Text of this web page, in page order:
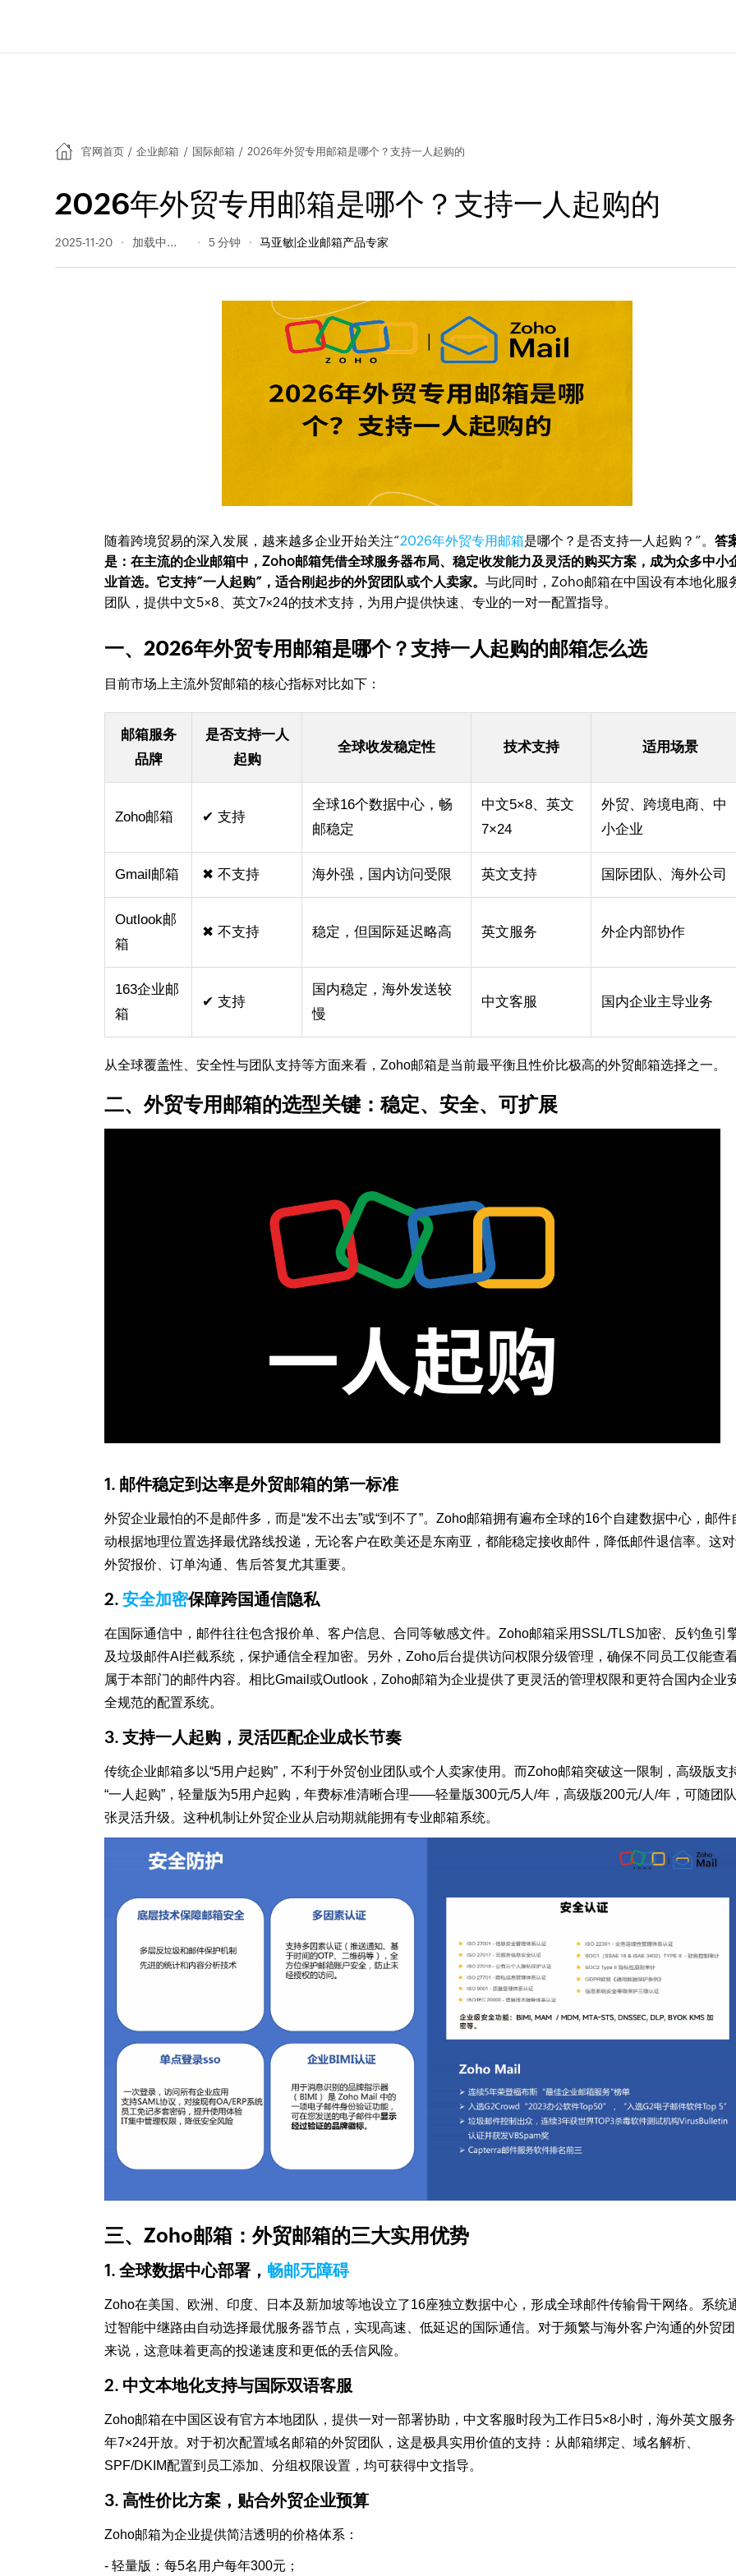
官网首页 / 企业邮箱 / 国际邮箱 / 2026年外贸专用邮箱是哪个？支持一人起购的
2026年外贸专用邮箱是哪个？支持一人起购的
2025-11-20 324 阅读量 5 分钟 马亚敏|企业邮箱产品专家
随着跨境贸易的深入发展，越来越多企业开始关注“2026年外贸专用邮箱是哪个？是否支持一人起购？”。答
是：在主流的企业邮箱中，Zoho邮箱凭借全球服务器布局、稳定收发能力及灵活的购买方案，成为众多中小
业首选。它支持“一人起购”，适合刚起步的外贸团队或个人卖家。与此同时，Zoho邮箱在中国设有本地化服
团队，提供中文5×8、英文7×24的技术支持，为用户提供快速、专业的一对一配置指导。
一、2026年外贸专用邮箱是哪个？支持一人起购的邮箱怎么选
目前市场上主流外贸邮箱的核心指标对比如下：
邮箱服务
品牌
是否支持一人
起购
全球收发稳定性 技术支持 适用场景
Zoho邮箱 ✔ 支持
全球16个数据中心，畅
邮稳定
中文5×8、英文
7×24
外贸、跨境电商、中
小企业
Gmail邮箱 ✖ 不支持 海外强，国内访问受限 英文支持 国际团队、海外公司
Outlook邮
箱
✖ 不支持 稳定，但国际延迟略高 英文服务 外企内部协作
163企业邮
箱
✔ 支持
国内稳定，海外发送较
慢
中文客服 国内企业主导业务
从全球覆盖性、安全性与团队支持等方面来看，Zoho邮箱是当前最平衡且性价比极高的外贸邮箱选择之一。
二、外贸专用邮箱的选型关键：稳定、安全、可扩展
1. 邮件稳定到达率是外贸邮箱的第一标准
外贸企业最怕的不是邮件多，而是“发不出去”或“到不了”。Zoho邮箱拥有遍布全球的16个自建数据中心，邮件
动根据地理位置选择最优路线投递，无论客户在欧美还是东南亚，都能稳定接收邮件，降低邮件退信率。这
外贸报价、订单沟通、售后答复尤其重要。
2.安全加密保障跨国通信隐私
在国际通信中，邮件往往包含报价单、客户信息、合同等敏感文件。Zoho邮箱采用SSL/TLS加密、反钓鱼引
及垃圾邮件AI拦截系统，保护通信全程加密。另外，Zoho后台提供访问权限分级管理，确保不同员工仅能查
属于本部门的邮件内容。相比Gmail或Outlook，Zoho邮箱为企业提供了更灵活的管理权限和更符合国内企业
全规范的配置系统。
3. 支持一人起购，灵活匹配企业成长节奏
传统企业邮箱多以“5用户起购”，不利于外贸创业团队或个人卖家使用。而Zoho邮箱突破这一限制，高级版支
“一人起购”，轻量版为5用户起购，年费标准清晰合理——轻量版300元/5人/年，高级版200元/人/年，可随团
张灵活升级。这种机制让外贸企业从启动期就能拥有专业邮箱系统。
三、Zoho邮箱：外贸邮箱的三大实用优势
1. 全球数据中心部署， 畅邮无障碍
Zoho在美国、欧洲、印度、日本及新加坡等地设立了16座独立数据中心，形成全球邮件传输骨干网络。系统
过智能中继路由自动选择最优服务器节点，实现高速、低延迟的国际通信。对于频繁与海外客户沟通的外贸团
来说，这意味着更高的投递速度和更低的丢信风险。
2. 中文本地化支持与国际双语客服
Zoho邮箱在中国区设有官方本地团队，提供一对一部署协助，中文客服时段为工作日5×8小时，海外英文服
年7×24开放。对于初次配置域名邮箱的外贸团队，这是极具实用价值的支持：从邮箱绑定、域名解析、
SPF/DKIM配置到员工添加、分组权限设置，均可获得中文指导。
3. 高性价比方案，贴合外贸企业预算
Zoho邮箱为企业提供简洁透明的价格体系：
- 轻量版：每5名用户每年300元；